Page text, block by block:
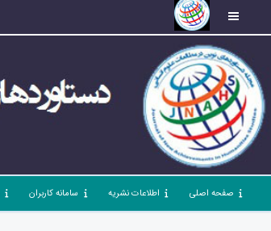
صفحه اصلی اطلاعات نشریه سامانه کاربران